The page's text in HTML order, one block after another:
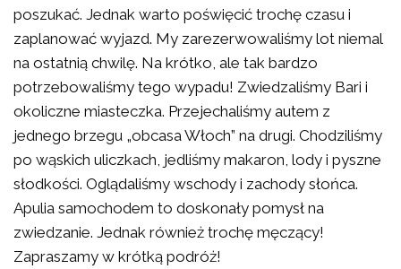
poszukać. Jednak warto poświęcić trochę czasu i
zaplanować wyjazd. My zarezerwowaliśmy lot niemal
na ostatnią chwilę. Na krótko, ale tak bardzo
potrzebowaliśmy tego wypadu! Zwiedzaliśmy Bari i
okoliczne miasteczka. Przejechaliśmy autem z
jednego brzegu „obcasa Włoch” na drugi. Chodziliśmy
po wąskich uliczkach, jedliśmy makaron, lody i pyszne
słodkości. Oglądaliśmy wschody i zachody słońca.
Apulia samochodem to doskonały pomysł na
zwiedzanie. Jednak również trochę męczący!
Zapraszamy w krótką podróż!